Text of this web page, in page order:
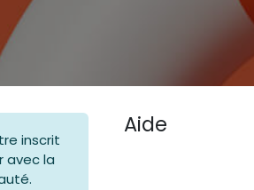
inscrit
avec la
Aide